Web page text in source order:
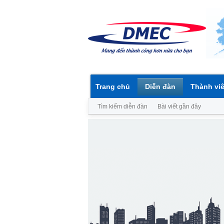
Trang chủ Diễn đàn
Tìm kiếm diễn đàn Bài viết gần đây
Thành